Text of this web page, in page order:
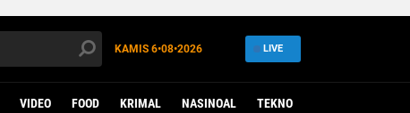
KAMIS 6•08•2026 LIVE
VIDEO FOOD KRIMAL NASINOAL TEKNO